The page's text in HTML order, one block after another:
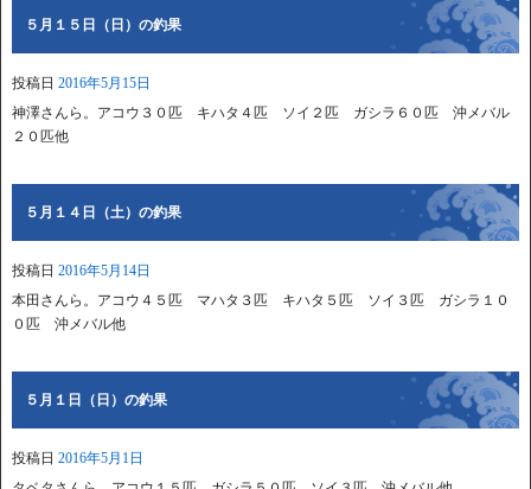
５月１５日（日）の釣果
投稿日 2016年5月15日
神澤さんら。アコウ３０匹 キハタ４匹 ソイ２匹 ガシラ６０匹 沖メバル
２０匹他
５月１４日（土）の釣果
投稿日 2016年5月14日
本田さんら。アコウ４５匹 マハタ３匹 キハタ５匹 ソイ３匹 ガシラ１０
０匹 沖メバル他
５月１日（日）の釣果
投稿日 2016年5月1日